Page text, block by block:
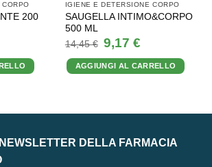
200
€.
IGIENE E DETERSIONE CORPO
SAUGELLA INTIMO&CORPO
500 ML
14,45€ Il
prezzo
originale
era:
14,45 €.
9,17 €Il
prezzo
attuale
è:
9,17 €.
AGGIUNGI AL CARRELLO
DELLA FARMACIA